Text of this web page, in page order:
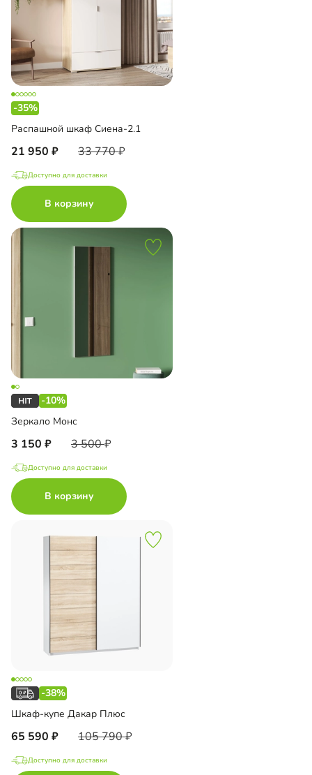
-35%
Распашной шкаф Сиена-2.1
21 950 33 770
Доступно для доставки
В корзину
-10%
Зеркало Монс
3 150 3 500
Доступно для доставки
В корзину
-38%
Шкаф-купе Дакар Плюс
65 590 105 790
Доступно для доставки